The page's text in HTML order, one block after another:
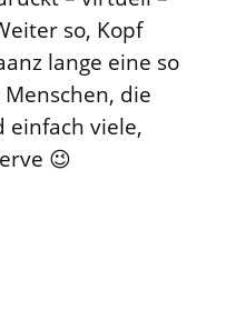
so, Kopf
lange eine so
die
einfach viele,
😉